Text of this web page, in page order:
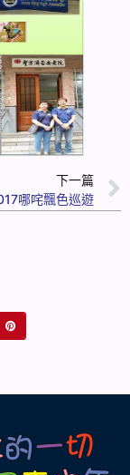
下一篇
哪咤飄色巡遊